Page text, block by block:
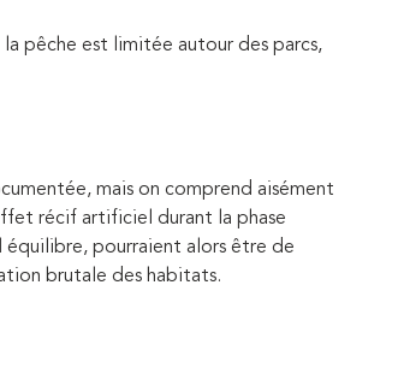
la pêche est limitée autour des parcs,
mais on comprend aisément
récif artificiel durant la phase
pourraient alors être de
brutale des habitats.